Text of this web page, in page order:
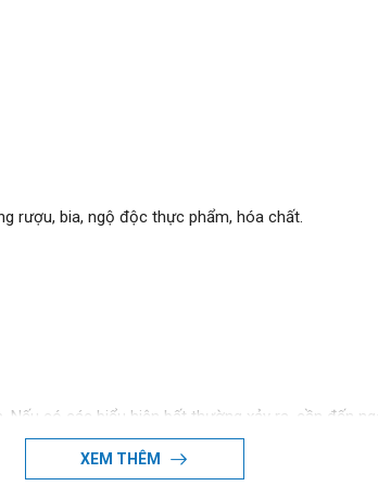
rượu, bia, ngộ độc thực phẩm, hóa chất.
có các biểu hiện bất thường xảy ra, cần đến
XEM THÊM